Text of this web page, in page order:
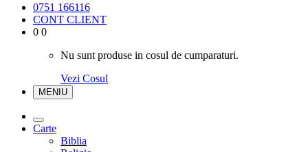
0751 166116
CONT CLIENT
0 0
Nu sunt produse in cosul de cumparaturi.
Vezi Cosul
MENIU
Carte
Biblia